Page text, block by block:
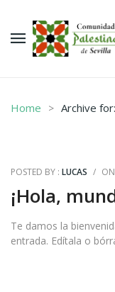
Home Archive for:
POSTED BY : LUCAS /
¡Hola,
Te damos la
entrada. Edítala o